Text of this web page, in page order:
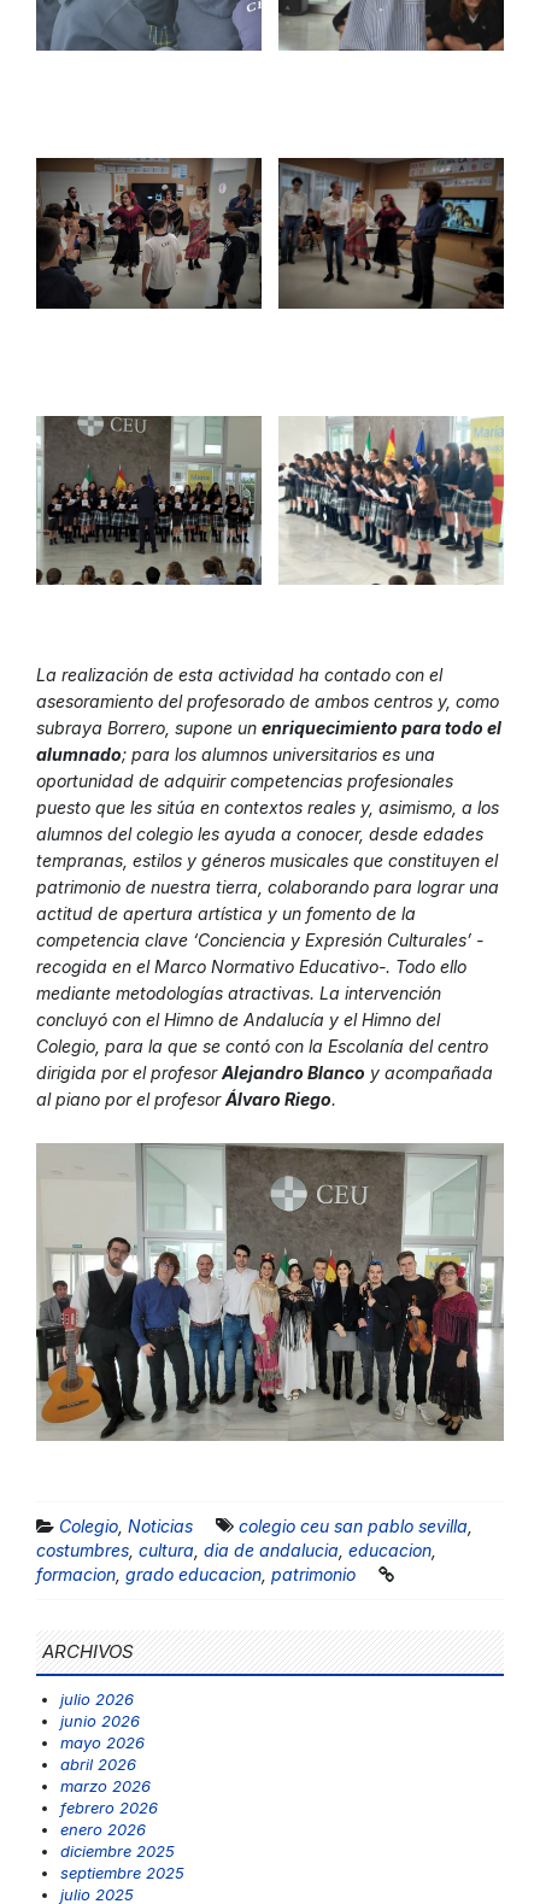
La realización de esta actividad ha contado con el
asesoramiento del profesorado de ambos centros y, como
subraya Borrero, supone un enriquecimiento para todo el
alumnado; para los alumnos universitarios es una
oportunidad de adquirir competencias profesionales
puesto que les sitúa en contextos reales y, asimismo, a los
alumnos del colegio les ayuda a conocer, desde edades
tempranas, estilos y géneros musicales que constituyen el
patrimonio de nuestra tierra, colaborando para lograr una
actitud de apertura artística y un fomento de la
competencia clave ‘Conciencia y Expresión Culturales’ -
recogida en el Marco Normativo Educativo-. Todo ello
mediante metodologías atractivas. La intervención
concluyó con el Himno de Andalucía y el Himno del
Colegio, para la que se contó con la Escolanía del centro
dirigida por el profesorAlejandro Blanco y acompañada
al piano por el profesorÁlvaro Riego.
Colegio Noticias colegio ceu san pablo sevilla
costumbres cultura dia de andalucia educacion
formacion grado educacion patrimonio
ARCHIVOS
julio 2026
junio 2026
mayo 2026
abril 2026
marzo 2026
febrero 2026
enero 2026
diciembre 2025
septiembre 2025
julio 2025